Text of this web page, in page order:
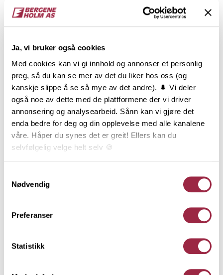
Ja, vi bruker også cookies
Med cookies kan vi gi innhold og annonser et personlig
preg, så du kan se mer av det du liker hos oss (og
kanskje slippe å se så mye av det andre). 🌲 Vi deler
også noe av dette med de plattformene der vi driver
annonsering og analysearbeid. Sånn kan vi gjøre det
enda bedre for deg og din opplevelse med alle kanalene
våre. Håper du synes det er greit! Ellers kan du
selvfølgelig velge helt selv 🍪
Nødvendig
Preferanser
Statistikk
54184476
Produktinformasjon
Enkelfals har utspring fra den eldste formen for
liggende kledning som var i bruk allerede i
middelalderen. Enkelfals har en markant
skyggeeffekt, er en teknisk god profil og gir god
lufting bak kledningen. Utseendemessig kan det
være vanskelig å skille Enkelfals fra Skråkledning
etter montering. Enkelfals er en liggende
Dokumentasjon